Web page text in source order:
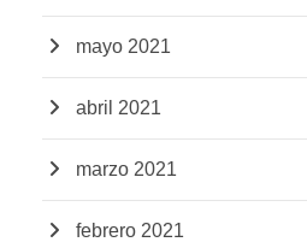
mayo 2021
abril 2021
marzo 2021
febrero 2021